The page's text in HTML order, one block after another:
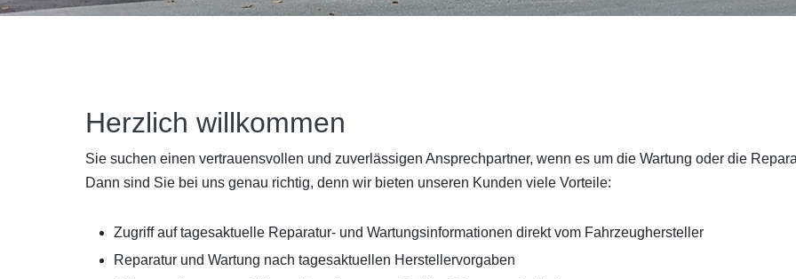
Herzlich willkommen
Sie suchen einen vertrauensvollen und zuverlässigen Ansprechpartner, wenn es um die Wartung oder die
Dann sind Sie bei uns genau richtig, denn wir bieten unseren Kunden viele Vorteile:
Zugriff auf tagesaktuelle Reparatur- und Wartungsinformationen direkt vom Fahrzeughersteller
Reparatur und Wartung nach tagesaktuellen Herstellervorgaben